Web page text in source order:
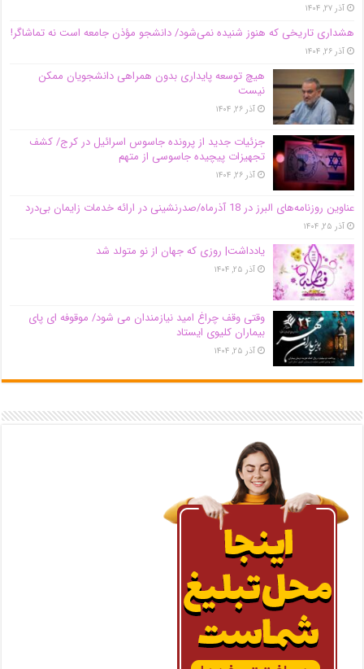
آذر ۲۷, ۱۴۰۴
هشداری تاریخی که هنوز شنیده نمی‌شود/ دانشجو مؤذن جامعه است نه تماشاگر!
آذر ۲۶, ۱۴۰۴
هیچ توسعه پایداری بدون همراهی دانشجویان ممکن
نیست
آذر ۲۶, ۱۴۰۴
جزئیات جدید از پرونده جاسوس اسرائیل در کرج/‌ کشف
تجهیزات پیچیده جاسوسی از متهم
آذر ۲۶, ۱۴۰۴
عناوین روزنامه‌های البرز در ‌18 آذرماه/صدرنشینی در ارائه خدمات زایمان بی‌درد
آذر ۲۵, ۱۴۰۴
یادداشت| روزی که جهان از نو متولد شد
آذر ۲۵, ۱۴۰۴
وقتی وقف چراغ امید نیازمندان می شود/ موقوفه ای پای
بیماران کلیوی ایستاد
آذر ۲۵, ۱۴۰۴